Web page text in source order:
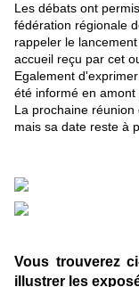
Les débats ont
fédération régionale
rappeler le
accueil reçu par cet
​Egalement
été informé en amont
​La prochaine
mais sa date reste à
Vous trouverez
illustrer les